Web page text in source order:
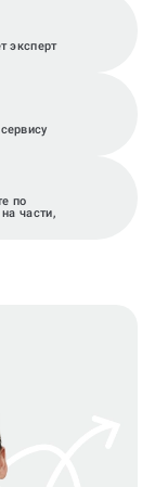
эксперт
по
части,